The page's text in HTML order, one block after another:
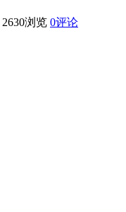
2630浏览 0评论